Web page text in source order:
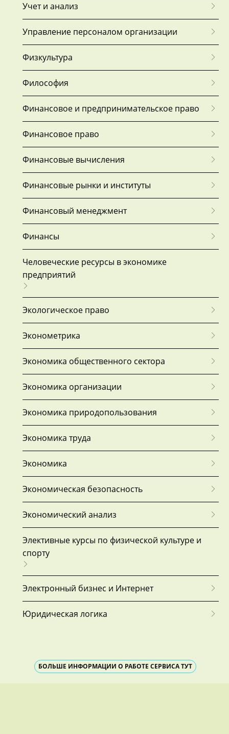
Учет и анализ
Управление персоналом организации
Физкультура
Философия
Финансовое и предпринимательское право
Финансовое право
Финансовые вычисления
Финансовые рынки и институты
Финансовый менеджмент
Финансы
Человечеcкие ресурсы в экономике
предприятий
Экологическое право
Эконометрика
Экономика общественного сектора
Экономика организации
Экономика природопользования
Экономика труда
Экономика
Экономическая безопасность
Экономический анализ
Элективные курсы по физической культуре и
спорту
Электронный бизнес и Интернет
Юридическая логика
БОЛЬШЕ ИНФОРМАЦИИ О РАБОТЕ СЕРВИСА ТУТ